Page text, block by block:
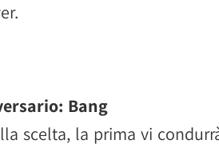
Bang
scelta, la prima vi